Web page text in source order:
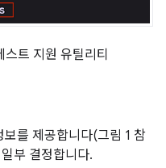
트 지원 유틸리티
를 제공합니다(그림 1 참
부 결정합니다.